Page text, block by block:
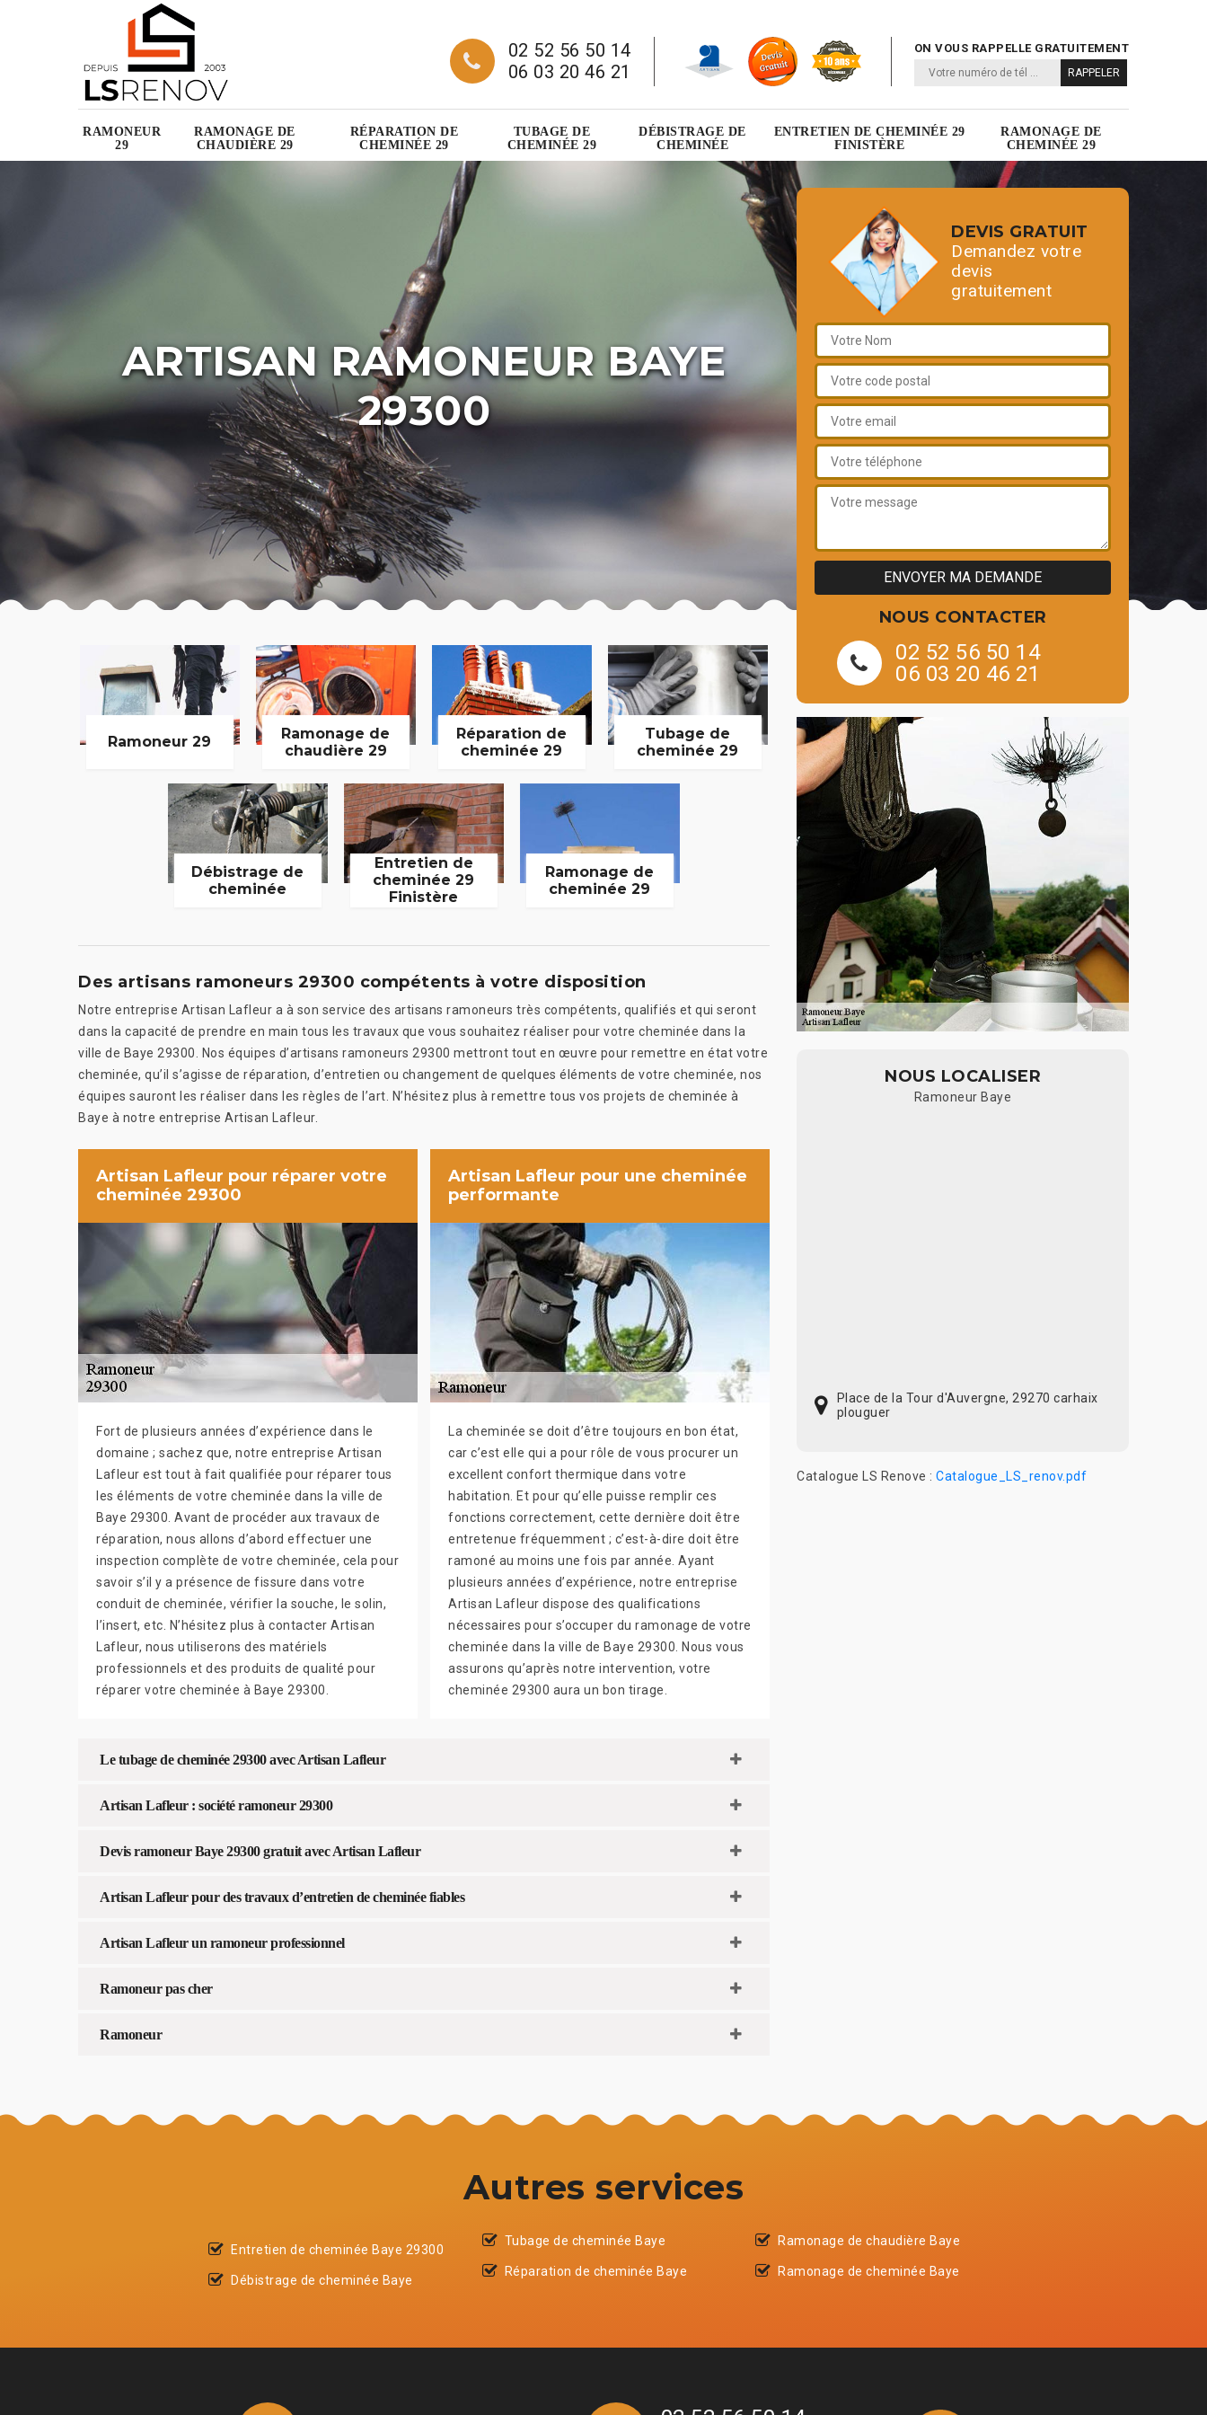
02 52 56 50 14
06 03 20 46 21
ON VOUS RAPPELLE GRATUITEMENT
RAMONEUR
29
RAMONAGE DE
CHAUDIÈRE 29
RÉPARATION DE
CHEMINÉE 29
TUBAGE DE
CHEMINÉE 29
DÉBISTRAGE DE
CHEMINÉE
ENTRETIEN DE CHEMINÉE 29
FINISTÈRE
RAMONAGE DE
CHEMINÉE 29
ARTISAN RAMONEUR BAYE
29300
Ramoneur 29
Ramonage de
chaudière 29
Réparation de
cheminée 29
Tubage de
cheminée 29
Débistrage de
cheminée
Entretien de
cheminée 29
Finistère
Ramonage de
cheminée 29
Des artisans ramoneurs 29300 compétents à votre disposition
Notre entreprise Artisan Lafleur a à son service des artisans ramoneurs très compétents, qualifiés et qui seront
dans la capacité de prendre en main tous les travaux que vous souhaitez réaliser pour votre cheminée dans la
ville de Baye 29300. Nos équipes d’artisans ramoneurs 29300 mettront tout en œuvre pour remettre en état votre
cheminée, qu’il s’agisse de réparation, d’entretien ou changement de quelques éléments de votre cheminée, nos
équipes sauront les réaliser dans les règles de l’art. N’hésitez plus à remettre tous vos projets de cheminée à
Baye à notre entreprise Artisan Lafleur.
Artisan Lafleur pour réparer votre
cheminée 29300
Fort de plusieurs années d’expérience dans le
domaine ; sachez que, notre entreprise Artisan
Lafleur est tout à fait qualifiée pour réparer tous
les éléments de votre cheminée dans la ville de
Baye 29300. Avant de procéder aux travaux de
réparation, nous allons d’abord effectuer une
inspection complète de votre cheminée, cela pour
savoir s’il y a présence de fissure dans votre
conduit de cheminée, vérifier la souche, le solin,
l’insert, etc. N’hésitez plus à contacter Artisan
Lafleur, nous utiliserons des matériels
professionnels et des produits de qualité pour
réparer votre cheminée à Baye 29300.
Artisan Lafleur pour une cheminée
performante
La cheminée se doit d’être toujours en bon état,
car c’est elle qui a pour rôle de vous procurer un
excellent confort thermique dans votre
habitation. Et pour qu’elle puisse remplir ces
fonctions correctement, cette dernière doit être
entretenue fréquemment ; c’est-à-dire doit être
ramoné au moins une fois par année. Ayant
plusieurs années d’expérience, notre entreprise
Artisan Lafleur dispose des qualifications
nécessaires pour s’occuper du ramonage de votre
cheminée dans la ville de Baye 29300. Nous vous
assurons qu’après notre intervention, votre
cheminée 29300 aura un bon tirage.
Le tubage de cheminée 29300 avec Artisan Lafleur
Artisan Lafleur : société ramoneur 29300
Devis ramoneur Baye 29300 gratuit avec Artisan Lafleur
Artisan Lafleur pour des travaux d’entretien de cheminée fiables
Artisan Lafleur un ramoneur professionnel
Ramoneur pas cher
Ramoneur
DEVIS GRATUIT
Demandez votre
devis
gratuitement
NOUS CONTACTER
02 52 56 50 14
06 03 20 46 21
NOUS LOCALISER
Ramoneur Baye
Place de la Tour d'Auvergne, 29270 carhaix
plouguer
Catalogue LS Renove : Catalogue_LS_renov.pdf
Autres services
Entretien de cheminée Baye 29300
Débistrage de cheminée Baye
Tubage de cheminée Baye
Réparation de cheminée Baye
Ramonage de chaudière Baye
Ramonage de cheminée Baye